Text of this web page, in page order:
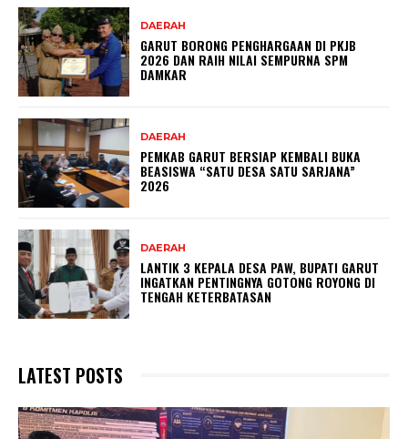
DAERAH
GARUT BORONG PENGHARGAAN DI PKJB
2026 DAN RAIH NILAI SEMPURNA SPM
DAMKAR
DAERAH
PEMKAB GARUT BERSIAP KEMBALI BUKA
BEASISWA “SATU DESA SATU SARJANA”
2026
DAERAH
LANTIK 3 KEPALA DESA PAW, BUPATI GARUT
INGATKAN PENTINGNYA GOTONG ROYONG DI
TENGAH KETERBATASAN
LATEST POSTS